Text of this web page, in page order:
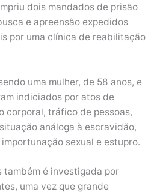
dois mandados de prisão
e apreensão expedidos
por uma clínica de reabilitação
uma mulher, de 58 anos, e
indiciados por atos de
corporal, tráfico de pessoas,
análoga à escravidão,
sexual e estupro.
também é investigada por
uma vez que grande